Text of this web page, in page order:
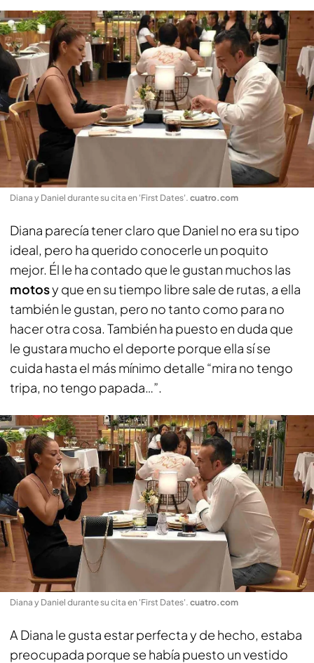
Diana y Daniel durante su cita en 'First Dates'. cuatro.com
Diana parecía tener claro que Daniel no era su tipo
ideal, pero ha querido conocerle un poquito
mejor. Él le ha contado que le gustan muchos las
motosy que en su tiempo libre sale de rutas, a ella
también le gustan, pero no tanto como para no
hacer otra cosa. También ha puesto en duda que
le gustara mucho el deporte porque ella sí se
cuida hasta el más mínimo detalle “mira no tengo
tripa, no tengo papada…”.
Diana y Daniel durante su cita en 'First Dates'. cuatro.com
A Diana le gusta estar perfecta y de hecho, estaba
preocupada porque se había puesto un vestido